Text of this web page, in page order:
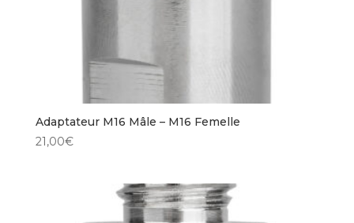
Adaptateur M16 Mâle – M16 Femelle
21,00€